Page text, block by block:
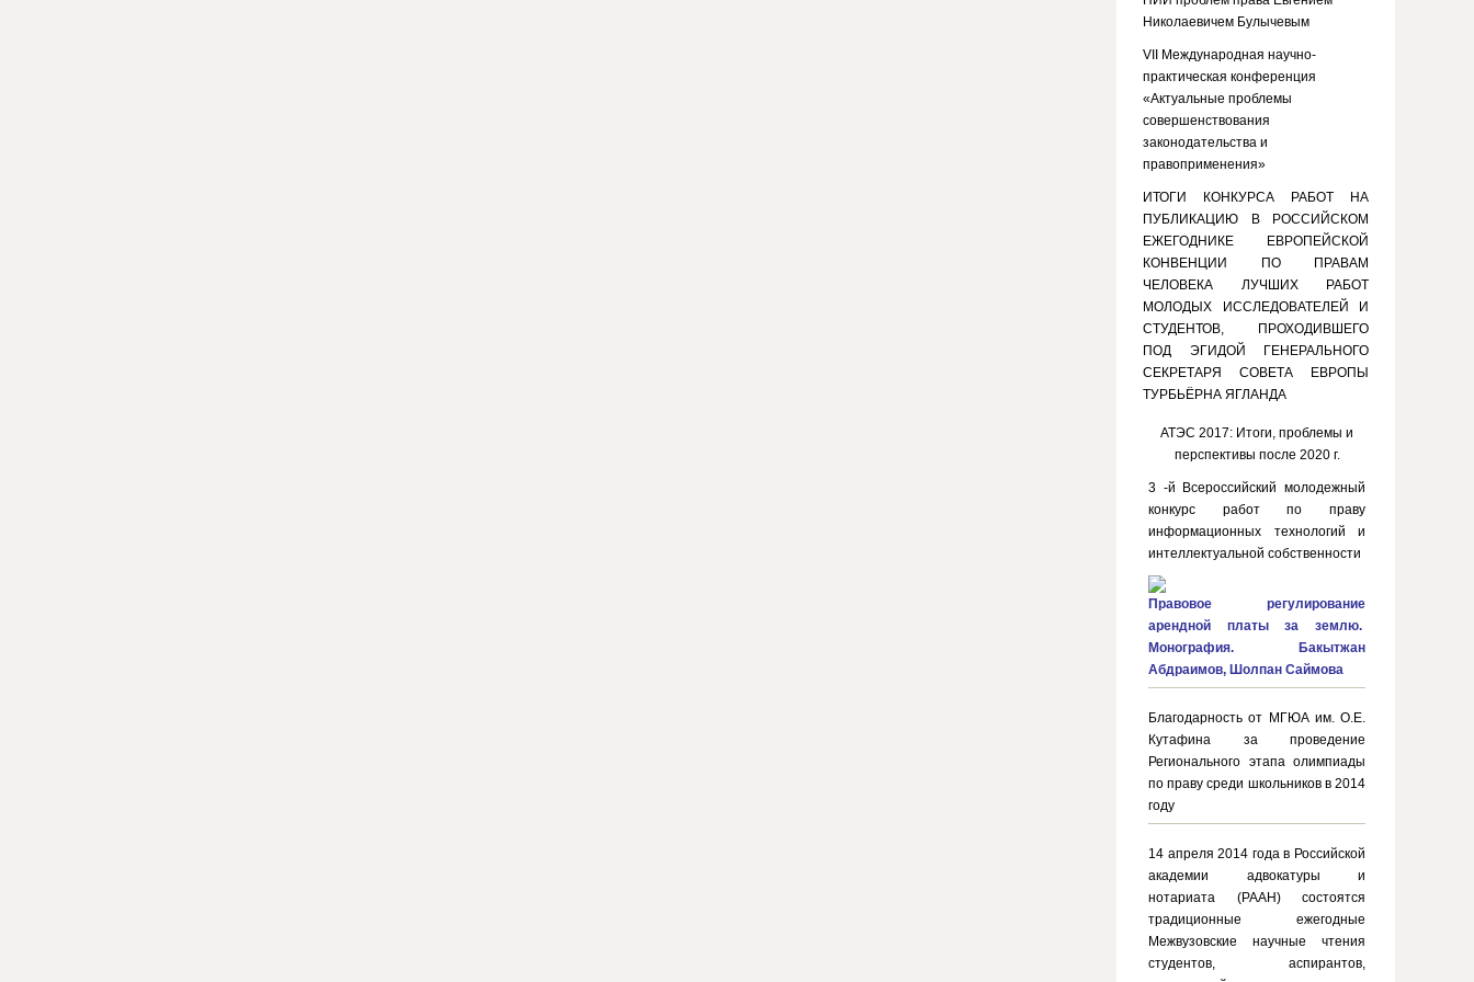
Николаевичем Булычевым
VII Международная научно-
практическая конференция
«Актуальные проблемы
совершенствования
законодательства и
правоприменения»
ИТОГИ КОНКУРСА РАБОТ НА
ПУБЛИКАЦИЮ В РОССИЙСКОМ
ЕЖЕГОДНИКЕ ЕВРОПЕЙСКОЙ
КОНВЕНЦИИ ПО ПРАВАМ
ЧЕЛОВЕКА ЛУЧШИХ РАБОТ
МОЛОДЫХ ИССЛЕДОВАТЕЛЕЙ И
СТУДЕНТОВ, ПРОХОДИВШЕГО
ПОД ЭГИДОЙ ГЕНЕРАЛЬНОГО
СЕКРЕТАРЯ СОВЕТА ЕВРОПЫ
ТУРБЬЁРНА ЯГЛАНДА
АТЭС 2017: Итоги, проблемы и
перспективы после 2020 г.
3 -й Всероссийский молодежный
конкурс работ по праву
информационных технологий и
интеллектуальной собственности
Правовое регулирование
арендной платы за землю.
Монография. Бакытжан
Абдраимов, Шолпан Саймова
Благодарность от МГЮА им. О.Е.
Кутафина за проведение
Регионального этапа олимпиады
по праву среди школьников в 2014
году
14 апреля 2014 года в Российской
академии адвокатуры и
нотариата (РААН) состоятся
традиционные ежегодные
Межвузовские научные чтения
студентов, аспирантов,